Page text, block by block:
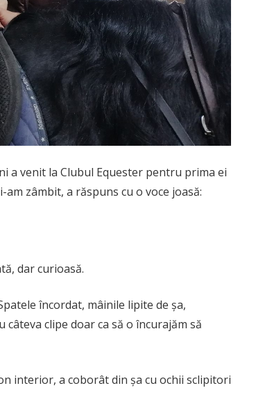
a venit la Clubul Equester pentru prima ei
am zâmbit, a răspuns cu o voce joasă:
dar curioasă.
încordat, mâinile lipite de șa,
clipe doar ca să o încurajăm să
interior, a coborât din șa cu ochii sclipitori